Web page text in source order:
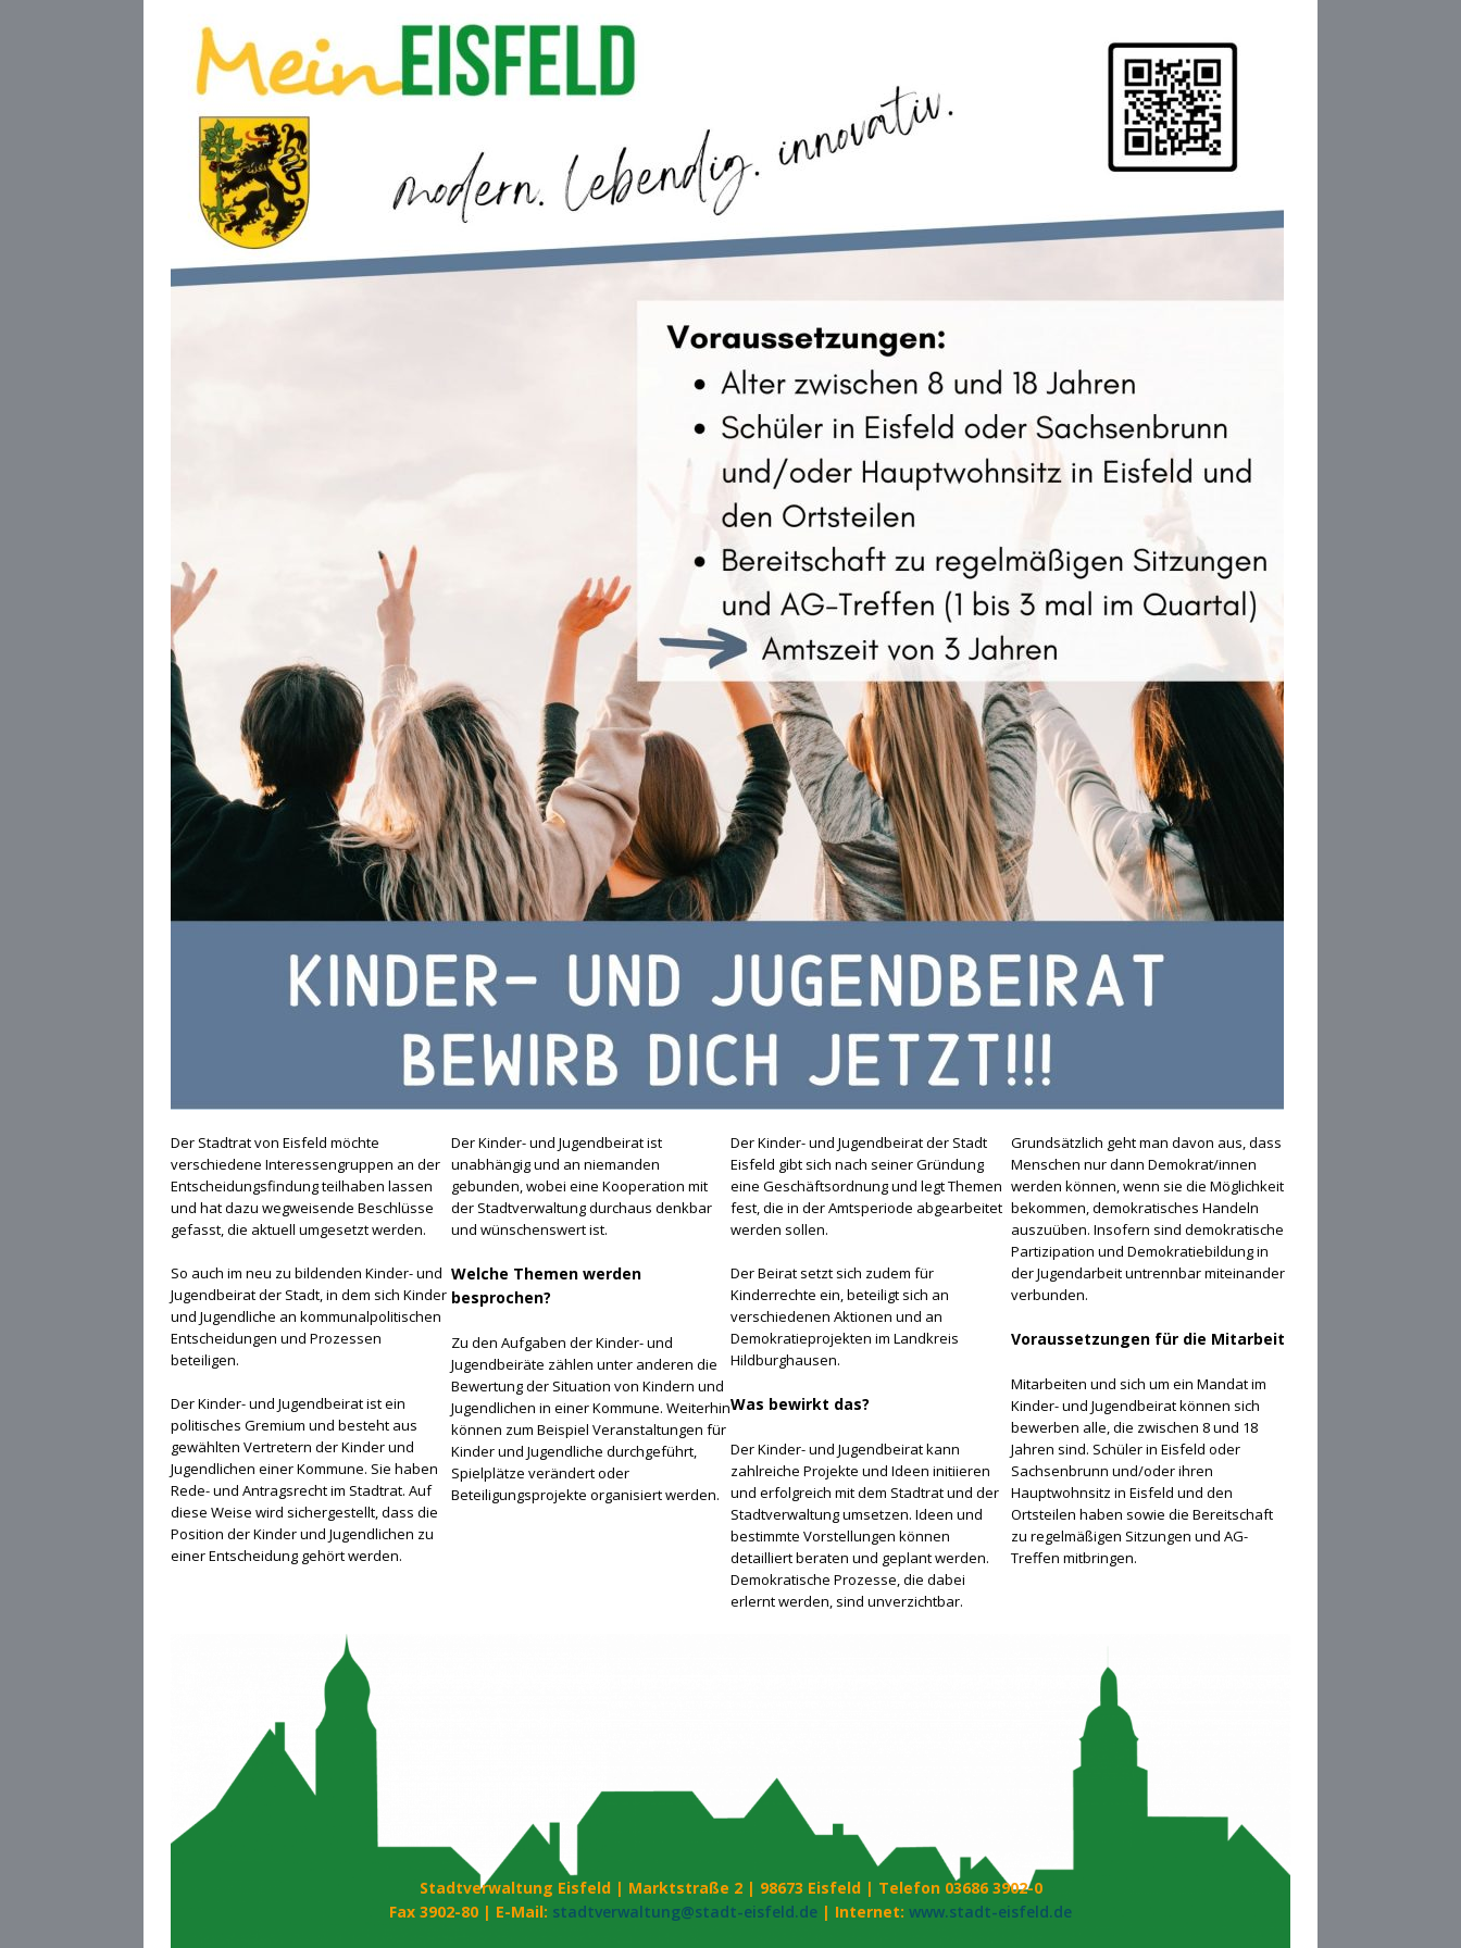
Der Stadtrat von Eisfeld möchte
verschiedene Interessengruppen an der
Entscheidungsfindung teilhaben lassen
und hat dazu wegweisende Beschlüsse
gefasst, die aktuell umgesetzt werden.
So auch im neu zu bildenden Kinder- und
Jugendbeirat der Stadt, in dem sich Kinder
und Jugendliche an kommunalpolitischen
Entscheidungen und Prozessen
beteiligen.
Der Kinder- und Jugendbeirat ist ein
politisches Gremium und besteht aus
gewählten Vertretern der Kinder und
Jugendlichen einer Kommune. Sie haben
Rede- und Antragsrecht im Stadtrat. Auf
diese Weise wird sichergestellt, dass die
Position der Kinder und Jugendlichen zu
einer Entscheidung gehört werden.
Der Kinder- und Jugendbeirat ist
unabhängig und an niemanden
gebunden, wobei eine Kooperation mit
der Stadtverwaltung durchaus denkbar
und wünschenswert ist.
Welche Themen werden
besprochen?
Zu den Aufgaben der Kinder- und
Jugendbeiräte zählen unter anderen die
Bewertung der Situation von Kindern und
Jugendlichen in einer Kommune. Weiterhin
können zum Beispiel Veranstaltungen für
Kinder und Jugendliche durchgeführt,
Spielplätze verändert oder
Beteiligungsprojekte organisiert werden.
Der Kinder- und Jugendbeirat der Stadt
Eisfeld gibt sich nach seiner Gründung
eine Geschäftsordnung und legt Themen
fest, die in der Amtsperiode abgearbeitet
werden sollen.
Der Beirat setzt sich zudem für
Kinderrechte ein, beteiligt sich an
verschiedenen Aktionen und an
Demokratieprojekten im Landkreis
Hildburghausen.
Was bewirkt das?
Der Kinder- und Jugendbeirat kann
zahlreiche Projekte und Ideen initiieren
und erfolgreich mit dem Stadtrat und der
Stadtverwaltung umsetzen. Ideen und
bestimmte Vorstellungen können
detailliert beraten und geplant werden.
Demokratische Prozesse, die dabei
erlernt werden, sind unverzichtbar.
Grundsätzlich geht man davon aus, dass
Menschen nur dann Demokrat/innen
werden können, wenn sie die Möglichkeit
bekommen, demokratisches Handeln
auszuüben. Insofern sind demokratische
Partizipation und Demokratiebildung in
der Jugendarbeit untrennbar miteinander
verbunden.
Voraussetzungen für die Mitarbeit
Mitarbeiten und sich um ein Mandat im
Kinder- und Jugendbeirat können sich
bewerben alle, die zwischen 8 und 18
Jahren sind. Schüler in Eisfeld oder
Sachsenbrunn und/oder ihren
Hauptwohnsitz in Eisfeld und den
Ortsteilen haben sowie die Bereitschaft
zu regelmäßigen Sitzungen und AG-
Treffen mitbringen.
Stadtverwaltung Eisfeld | Marktstraße 2 | 98673 Eisfeld | Telefon 03686 3902-0
Fax 3902-80 | E-Mail: stadtverwaltung@stadt-eisfeld.de | Internet: www.stadt-eisfeld.de